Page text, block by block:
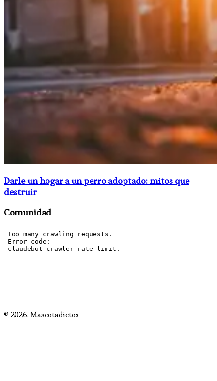
Darle un hogar a un perro adoptado: mitos que
destruir
Comunidad
© 2026, Mascotadictos